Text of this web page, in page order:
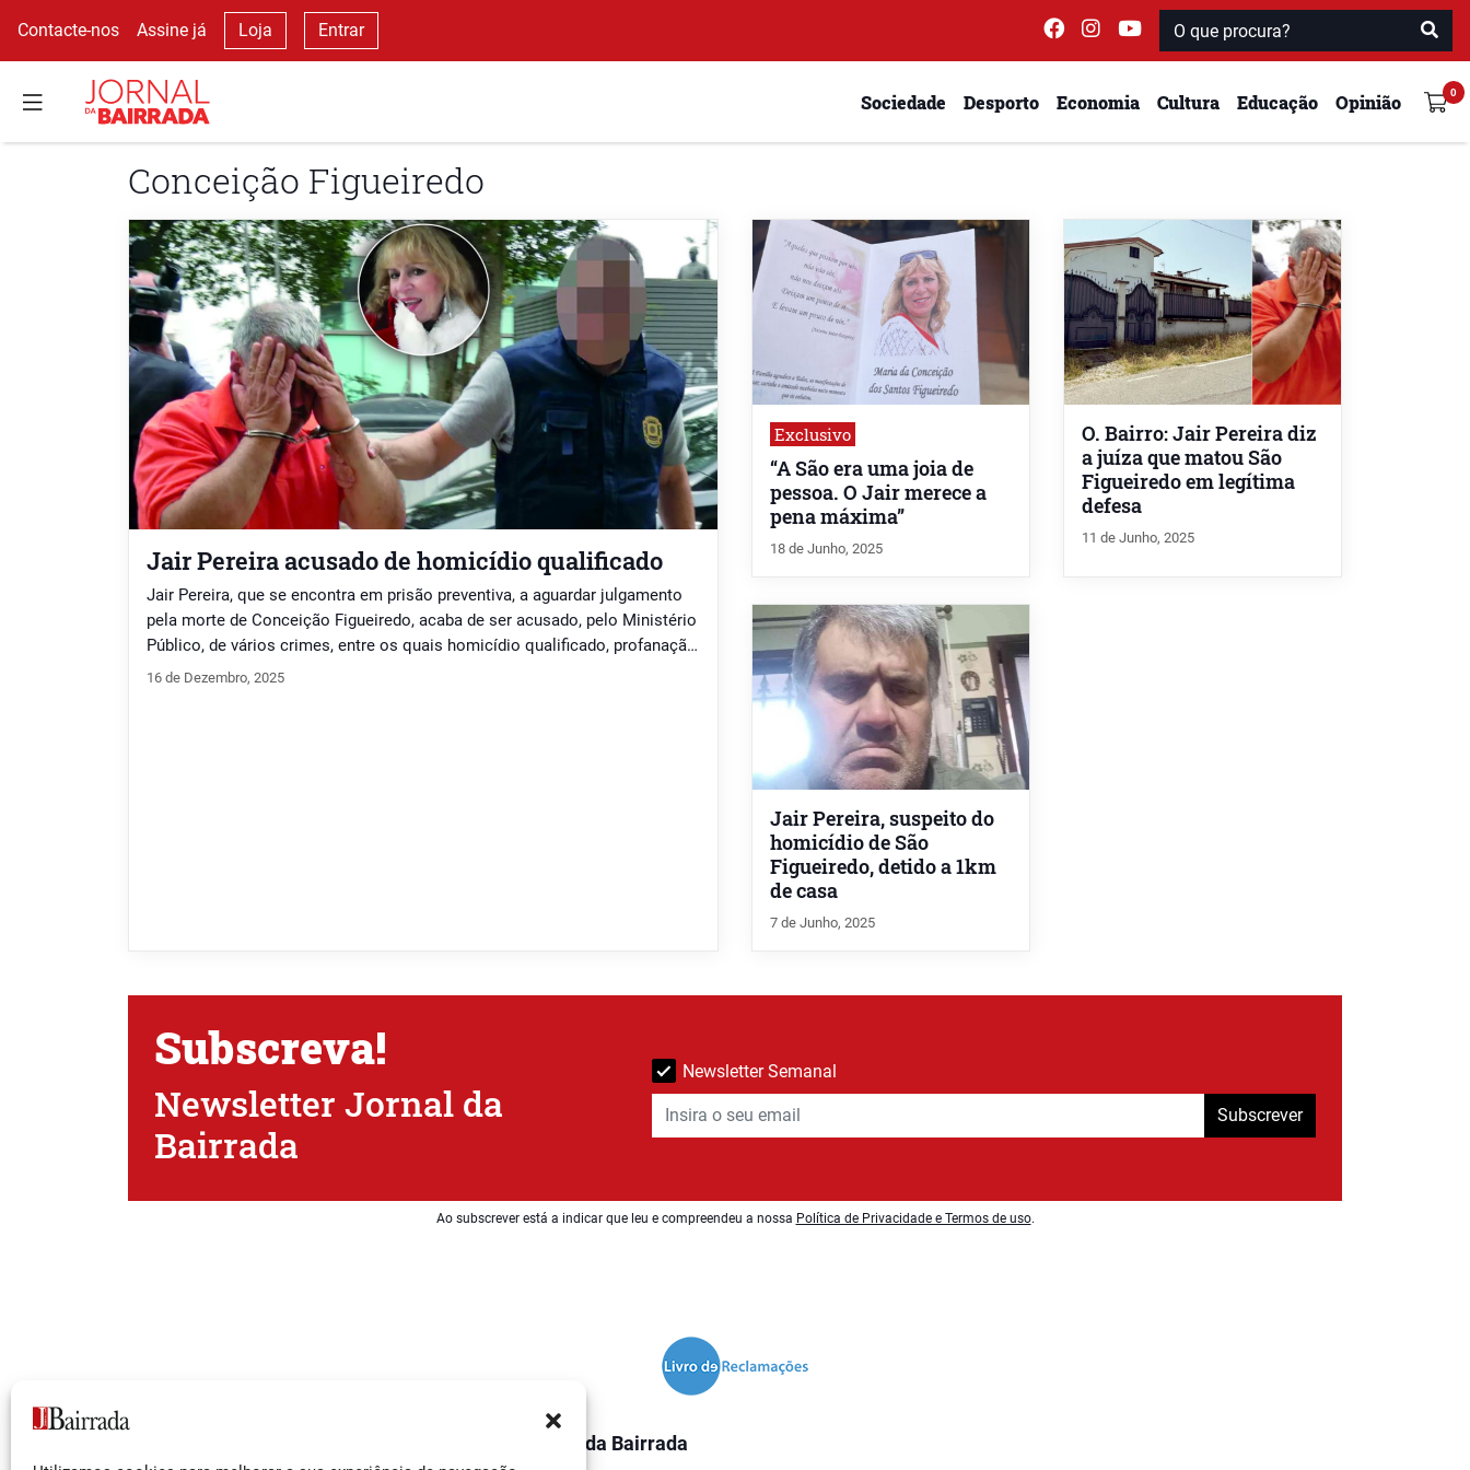
Contacte-nos Assine já Loja Entrar
Sociedade Desporto Economia Cultura Educação Opinião
Conceição Figueiredo
Jair Pereira acusado de homicídio qualificado
Jair Pereira, que se encontra em prisão preventiva, a aguardar julgamento
pela morte de Conceição Figueiredo, acaba de ser acusado, pelo Ministério
Público, de vários crimes, entre os quais homicídio qualificado, profanação
de cadáver, violência doméstica e incêndio. A acusação do arguido, de 54
16 de Dezembro, 2025
Exclusivo
“A São era uma joia de
pessoa. O Jair merece a
pena máxima”
18 de Junho, 2025
O. Bairro: Jair Pereira diz
a juíza que matou São
Figueiredo em legítima
defesa
11 de Junho, 2025
Jair Pereira, suspeito do
homicídio de São
Figueiredo, detido a 1km
de casa
7 de Junho, 2025
Subscreva!
Newsletter Jornal da
Bairrada
Newsletter Semanal
Subscrever
Ao subscrever está a indicar que leu e compreendeu a nossa Política de Privacidade e Termos de uso.
O Jornal da Bairrada